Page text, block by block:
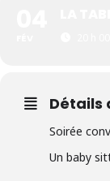
Détails
Soirée
Un baby